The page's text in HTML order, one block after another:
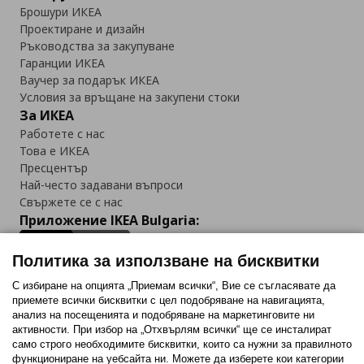
Брошури ИКЕА
Проектиране и дизайн
Ръководства за закупуване
Гаранции ИКЕА
Ваучер за подарък ИКЕА
Условия за връщане на закупени стоки
За ИКЕА
Работете с нас
Това е ИКЕА
Пресцентър
Най-често задавани въпроси
Свържете се с нас
Приложение IKEA Bulgaria:
Последвайте ни:
FacebookTwitterYoutubePinterestInstagram
Политика за използване на бисквитки
С избиране на опцията „Приемам всички“, Вие се съгласявате да
приемете всички бисквитки с цел подобряване на навигацията,
анализ на посещенията и подобряване на маркетинговите ни
активности. При избор на „Отхвърлям всички“ ще се инсталират
само строго необходимитe бисквитки, които са нужни за правилното
функциониране на уебсайта ни. Можете да изберете кои категории